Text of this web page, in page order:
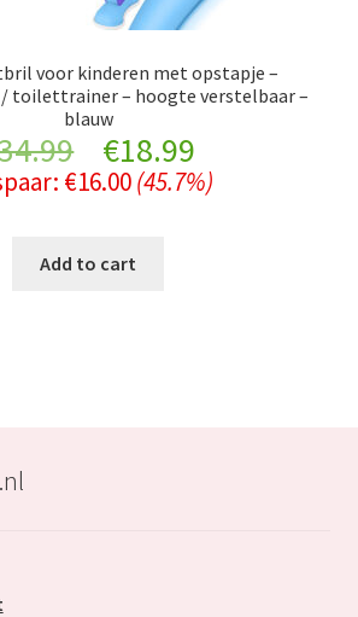
voor kinderen met opstapje –
toilettrainer – hoogte verstelbaar –
blauw
Original
price
was:
€18.99Current
price
€16.00 (45.7%)
Add to cart